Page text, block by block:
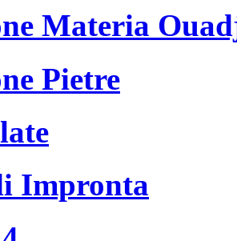
Materia
Pietre
Impronta